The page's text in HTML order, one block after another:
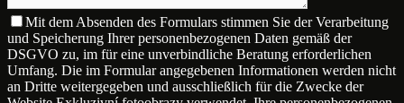
Mit dem Absenden des Formulars stimmen Sie der Verarbeitung
und Speicherung Ihrer personenbezogenen Daten gemäß der
DSGVO zu, im für eine unverbindliche Beratung erforderlichen
Umfang. Die im Formular angegebenen Informationen werden nicht
an Dritte weitergegeben und ausschließlich für die Zwecke der